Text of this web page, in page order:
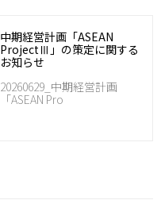
中期経営計画「ASEAN
ProjectⅢ」の策定に関する
お知らせ
20260629_中期経営計画
「ASEAN Pro